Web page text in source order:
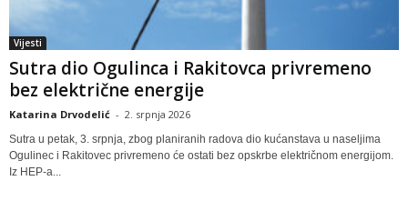
Vijesti
Sutra dio Ogulinca i Rakitovca privremeno
bez električne energije
Katarina Drvodelić - 2. srpnja 2026
Sutra u petak, 3. srpnja, zbog planiranih radova dio kućanstava u naseljima
Ogulinec i Rakitovec privremeno će ostati bez opskrbe električnom energijom.
Iz HEP-a...